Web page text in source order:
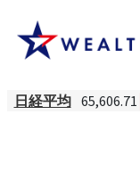
日経平均 65,606.71